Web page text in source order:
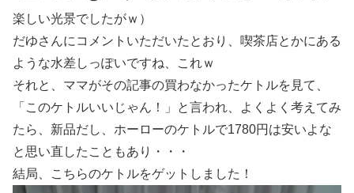
楽しい光景でしたがｗ）
だゆさんにコメントいただいたとおり、喫茶店とかにある
ような水差しっぽいですね、これｗ
それと、ママがその記事の買わなかったケトルを見て、
「このケトルいいじゃん！」と言われ、よくよく考えてみ
たら、新品だし、ホーローのケトルで1780円は安いよな
と思い直したこともあり・・・
結局、こちらのケトルをゲットしました！